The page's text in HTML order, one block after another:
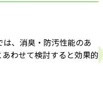
、消臭・防汚性能のあ
わせて検討すると効果的